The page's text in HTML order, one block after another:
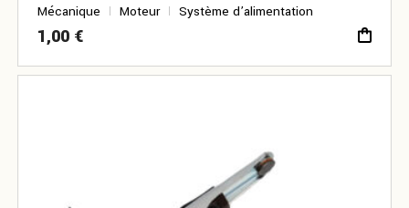
Mécanique Moteur Système d’alimentation
1,00 €